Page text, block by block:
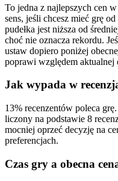
To jedna z najlepszych cen
sens, jeśli chcesz mieć grę
pudełka jest niższa od
choć nie oznacza rekordu.
ustaw dopiero poniżej
poprawi względem aktualnej
Jak wypada w
13% recenzentów poleca
liczony na podstawie 8
mocniej oprzeć decyzję na
preferencjach.
Czas gry a obecna